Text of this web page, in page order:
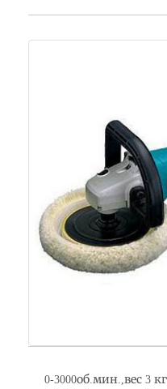
0-3000об.мин.,вес 3 кг.